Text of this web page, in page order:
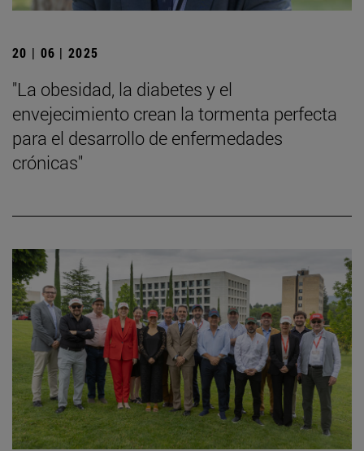
20 | 06 | 2025
"La obesidad, la diabetes y el
envejecimiento crean la tormenta perfecta
para el desarrollo de enfermedades
crónicas"